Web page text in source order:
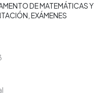
DE MATEMÁTICAS Y
EXÁMENES